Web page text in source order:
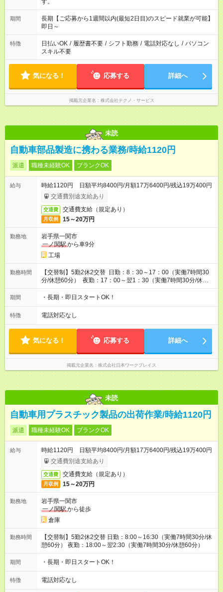
す。
期間
長期【ご応募から1週間以内(最短2日目)のスピード就業が可能】
即日～
特徴 日払いOK / 履歴書不要 / シフト勤務 / 電話対応なし / パソコン
スキル不要
気になる！ 応募する 詳細へ
掲載元企業名 株式会社テクノ・サービス
未読
自動車部品製造に携わる業務/時給1120円
派遣 職種未経験OK ブランクOK
給与
時給1120円 日額平均8400円/月額17万6400円/残込19万400円
交通費別途支給あり
交通費 交通費支給（規定あり）
月収例 15～20万円
勤務地
岩手県一関市
一ノ関駅から車9分
工場
勤務時間
【交替制】5勤2休2交替 日勤：8：30～17：00（実働7時間30
分/休憩60分） 夜勤：17：00～翌1：30（実働7時間30分/休憩
60分） ※一週間ずつの2交替勤務
期間 ・長期・即日スタートOK！
特徴 電話対応なし
気になる！ 応募する 詳細へ
掲載元企業名 株式会社日本ワークプレイス
未読
自動車用プラスチック製品の出荷作業/時給1120円
派遣 職種未経験OK ブランクOK
給与
時給1120円 日額平均8400円/月額17万6400円/残込19万400円
交通費別途支給あり
交通費 交通費支給（規定あり）
月収例 15～20万円
勤務地
岩手県一関市
一ノ関駅から徒歩
倉庫
勤務時間
【交替制】5勤2休2交替 日勤：8:00～16:30（実働7時間30分/休
憩60分） 夜勤：18:00～翌2:30（実働7時間30分/休憩60分）
期間 ・長期・即日スタートOK！
特徴 電話対応なし